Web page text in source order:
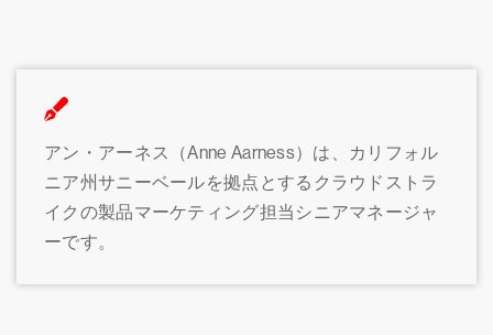
アン・アーネス（Anne Aarness）は、カリフォル
ニア州サニーベールを拠点とするクラウドストラ
イクの製品マーケティング担当シニアマネージャ
ーです。